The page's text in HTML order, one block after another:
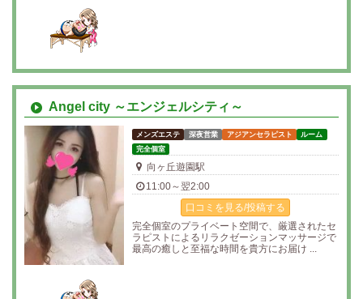
Angel city ～エンジェルシティ～
メンズエステ 深夜営業 アジアンセラピスト
ルーム
完全個室
向ヶ丘遊園駅
11:00～翌2:00
口コミを見る/投稿する
完全個室のプライベート空間で、厳選されたセ
ラピストによるリラクゼーションマッサージで
最高の癒しと至福な時間を貴方にお届け ...